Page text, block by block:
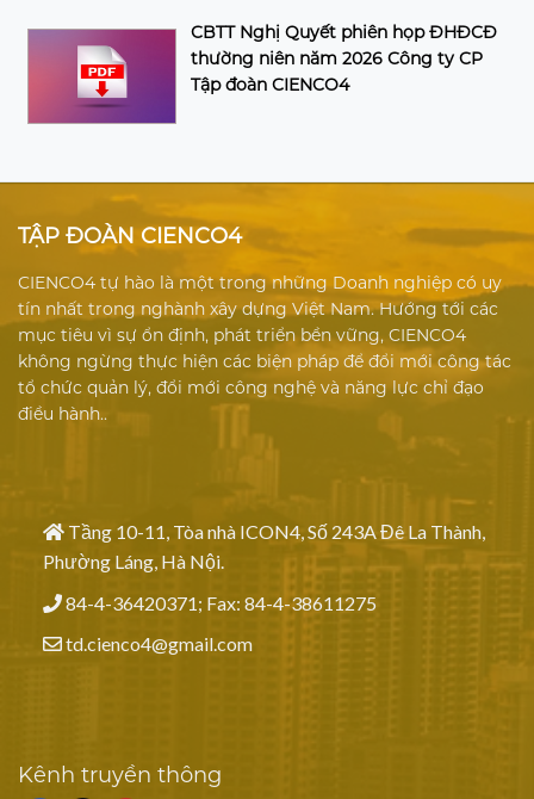
CBTT Nghị Quyết phiên họp ĐHĐCĐ
thường niên năm 2026 Công ty CP
Tập đoàn CIENCO4
TẬP ĐOÀN CIENCO4
CIENCO4 tự hào là một trong những Doanh nghiệp có uy
tín nhất trong nghành xây dựng Việt Nam. Hướng tới các
mục tiêu vì sự ổn định, phát triển bền vững, CIENCO4
không ngừng thực hiện các biện pháp để đổi mới công tác
tổ chức quản lý, đổi mới công nghệ và năng lực chỉ đạo
điều hành..
Tầng 10-11, Tòa nhà ICON4, Số 243A Đê La Thành,
Phường Láng, Hà Nội.
84-4-36420371; Fax: 84-4-38611275
td.cienco4@gmail.com
Kênh truyền thông